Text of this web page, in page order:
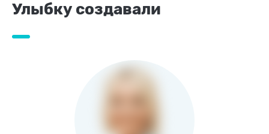
Улыбку создавали